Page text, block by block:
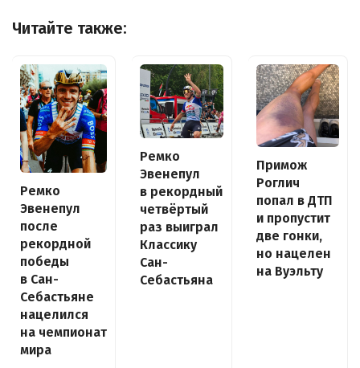
Читайте также:
Ремко
Эвенепул
после
рекордной
победы
в Сан-
Себастьяне
нацелился
на чемпионат
мира
Ремко
Эвенепул
в рекордный
четвёртый
раз выиграл
Классику
Сан-
Себастьяна
Примож
Роглич
попал в ДТП
и пропустит
две гонки,
но нацелен
на Вуэльту